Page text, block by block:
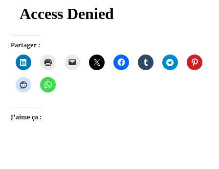
Partager :
J’aime ça :